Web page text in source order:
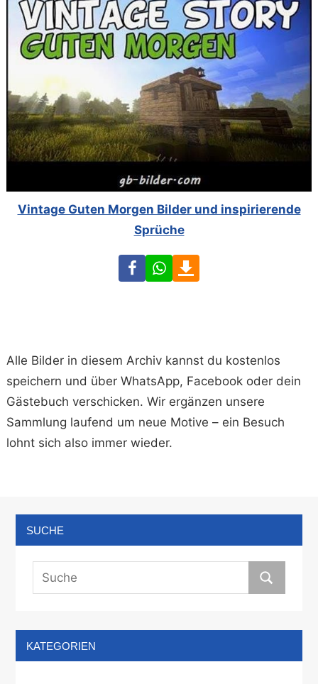
Vintage Guten Morgen Bilder und inspirierende
Sprüche
FacebookWhatsApp
Alle Bilder in diesem Archiv kannst du kostenlos
speichern und über WhatsApp, Facebook oder dein
Gästebuch verschicken. Wir ergänzen unsere
Sammlung laufend um neue Motive – ein Besuch
lohnt sich also immer wieder.
SUCHE
KATEGORIEN